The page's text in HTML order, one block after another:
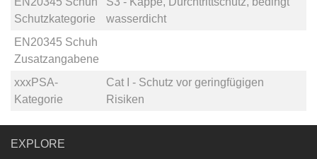
Schutzkategorie
wasserdicht
EN20345 Schuh
Zusatzangabene
xxxPSA-
Kategorie
Cat I - Schutz vor geringfügigen
Risiken
EXPLORE